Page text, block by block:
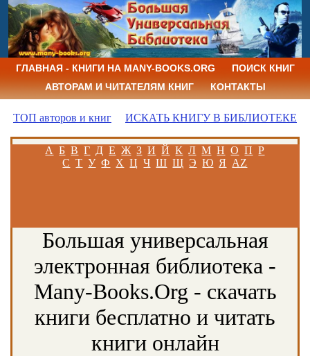
ГЛАВНАЯ - КНИГИ НА MANY-BOOKS.ORG
ПОИСК КНИГ
АВТОРАМ И ЧИТАТЕЛЯМ КНИГ
КОНТАКТЫ
ТОП авторов и книг ИСКАТЬ КНИГУ В БИБЛИОТЕКЕ
А Б В Г Д Е Ж З И Й К Л М Н О П Р
С Т У Ф Х Ц Ч Ш Щ Э Ю Я AZ
Большая универсальная
электронная библиотека -
Many-Books.Org - скачать
книги бесплатно и читать
книги онлайн